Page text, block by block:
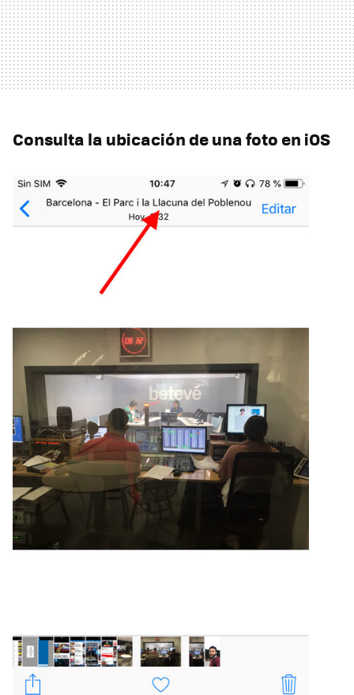
Consulta la ubicación de una foto en iOS